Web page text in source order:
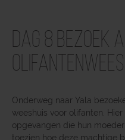
Dag 8 Bezoek
Onderweg naar Yala
weeshuis voor olifanten.
opgevangen die hun
toezien hoe deze machtige